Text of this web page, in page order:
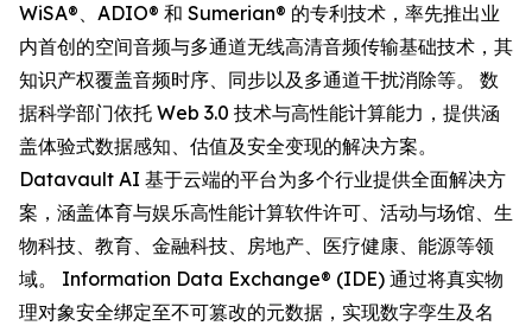
WiSA®、ADIO® 和 Sumerian® 的专利技术，率先推出业
内首创的空间音频与多通道无线高清音频传输基础技术，其
知识产权覆盖音频时序、同步以及多通道干扰消除等。 数
据科学部门依托 Web 3.0 技术与高性能计算能力，提供涵
盖体验式数据感知、估值及安全变现的解决方案。
Datavault AI 基于云端的平台为多个行业提供全面解决方
案，涵盖体育与娱乐高性能计算软件许可、活动与场馆、生
物科技、教育、金融科技、房地产、医疗健康、能源等领
域。 Information Data Exchange® (IDE) 通过将真实物
理对象安全绑定至不可篡改的元数据，实现数字孪生及名